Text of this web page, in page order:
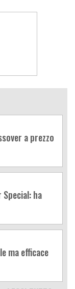
a prezzo
ha
ma efficace